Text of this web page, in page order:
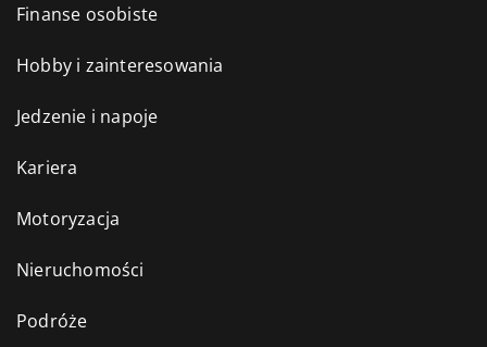
Finanse osobiste
Hobby i zainteresowania
Jedzenie i napoje
Kariera
Motoryzacja
Nieruchomości
Podróże